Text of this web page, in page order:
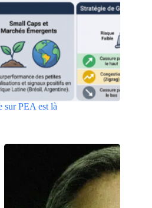
sur PEA est là